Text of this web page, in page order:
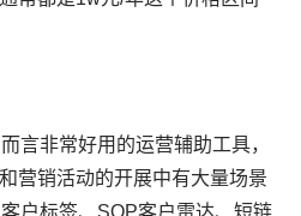
言非常好用的运营辅助工具，
营销活动的开展中有大量场景
户标签、SOP客户雷达、短链